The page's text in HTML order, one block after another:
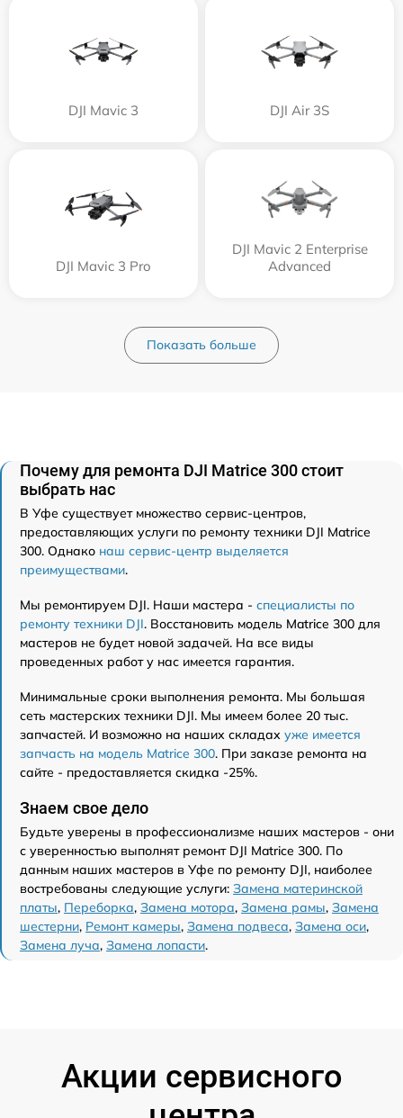
DJI Mavic 3 DJI Air 3S
DJI Mavic 3 Pro
DJI Mavic 2 Enterprise
Advanced
Показать больше
Почему для ремонта DJI Matrice 300 стоит
выбрать нас
В Уфе существует множество сервис-центров,
предоставляющих услуги по ремонту техники DJI Matrice
300. Однако наш сервис-центр выделяется
преимуществами.
Мы ремонтируем DJI. Наши мастера - специалисты по
ремонту техники DJI. Восстановить модель Matrice 300 для
мастеров не будет новой задачей. На все виды
проведенных работ у нас имеется гарантия.
Минимальные сроки выполнения ремонта. Мы большая
сеть мастерских техники DJI. Мы имеем более 20 тыс.
запчастей. И возможно на наших складах уже имеется
запчасть на модель Matrice 300. При заказе ремонта на
сайте - предоставляется скидка -25%.
Знаем свое дело
Будьте уверены в профессионализме наших мастеров - они
с уверенностью выполнят ремонт DJI Matrice 300. По
данным наших мастеров в Уфе по ремонту DJI, наиболее
востребованы следующие услуги: Замена материнской
платы, Переборка, Замена мотора, Замена рамы, Замена
шестерни, Ремонт камеры, Замена подвеса, Замена оси,
Замена луча, Замена лопасти.
Акции сервисного